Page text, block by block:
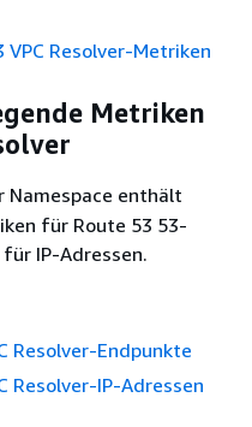
Resolver-Metriken
Metriken
Namespace enthält
für Route 53 53-
IP-Adressen.
Resolver-Endpunkte
Resolver-IP-Adressen